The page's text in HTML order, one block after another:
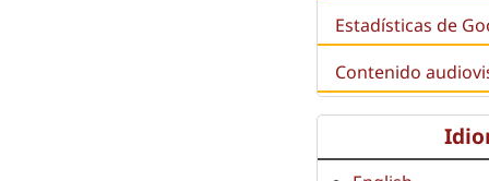
Estadísticas de
Contenido